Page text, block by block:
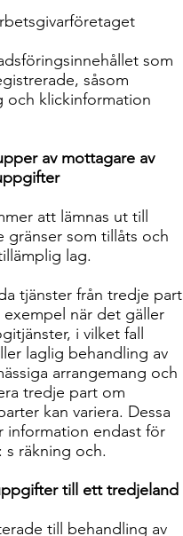
som
såsom
och klickinformation
av mottagare av
att lämnas ut till
gränser som tillåts och
lag.
tjänster från tredje part
när det gäller
i vilket fall
laglig behandling av
arrangemang och
tredje part om
kan variera. Dessa
information endast för
s räkning och.
till ett tredjeland
till behandling av